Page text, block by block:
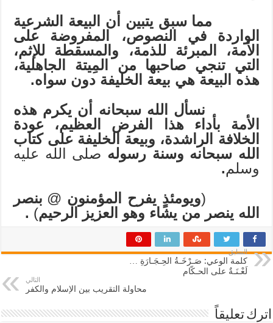
مما سبق يتبين أن البيعة الشرعية
الواردة في النصوص، المفروضة على
الأمة، المبرئة للذمة، والمسقطة للإثم،
التي تنجي صاحبها من المِيتة الجاهلية،
هذه البيعة هي بيعة الخليفة دون سواه.
نسأل الله سبحانه أن يكرم هذه
الأمة بأداء هذا الفرض العظيم، عودة
الخلافة الراشدة، وبيعة الخليفة على كتاب
الله سبحانه وسنة رسوله صلى الله عليه
وسلم.
(ويومئذٍ يفرح المؤمنون @ بنصر
الله ينصر من يشاء وهو العزيز الرحيم)
.
السابق
كلمة الوعي: صَـرْخَـةُ الحِـجَـارَةِ …
لَعْـنَـةٌ على الحـكّام
التالي
محاولة التقريب بين الإسلام والكفر
اترك تعليقاً